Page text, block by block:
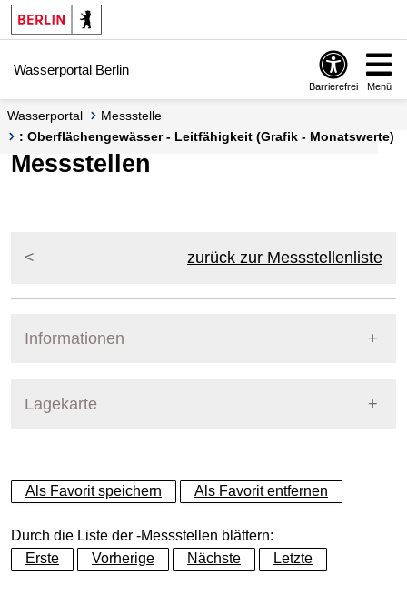
Springe zur Navigation
Springe zum Inhalt
Wasserportal Berlin
Barrierefrei Menü
Wasserportal
Messstelle
: Oberflächengewässer - Leitfähigkeit (Grafik - Monatswerte)
Messstellen
zurück zur Messstellenliste
Informationen
Lagekarte
+
−
Als Favorit speichern Als Favorit entfernen
Durch die Liste der -Messstellen blättern:
Erste
Vorherige Nächste Letzte